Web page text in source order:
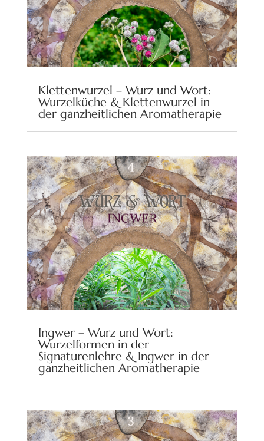
Klettenwurzel – Wurz und Wort:
Wurzelküche & Klettenwurzel in
der ganzheitlichen Aromatherapie
Ingwer – Wurz und Wort:
Wurzelformen in der
Signaturenlehre & Ingwer in der
ganzheitlichen Aromatherapie